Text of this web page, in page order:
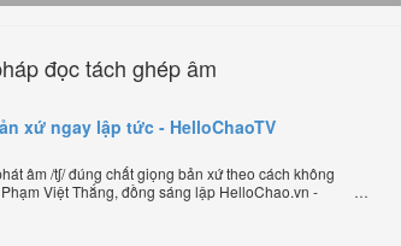
đọc tách ghép âm
xứ ngay lập tức - HelloChaoTV
âm /tʃ/ đúng chất giọng bản xứ theo cách không
Việt Thắng, đồng sáng lập HelloChao.vn -